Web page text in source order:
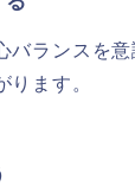
バランスを
ります。